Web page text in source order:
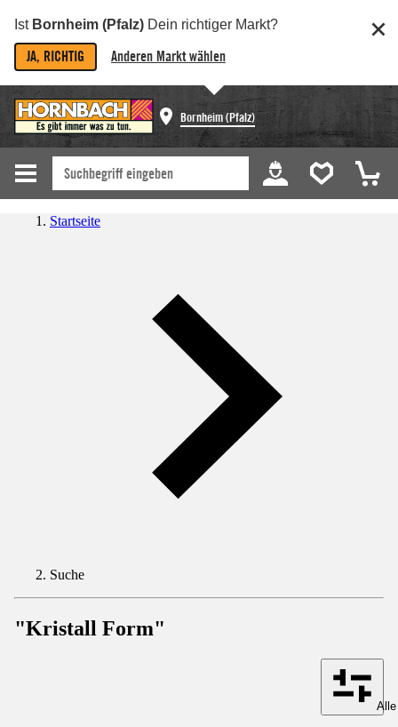
Ist Bornheim (Pfalz) Dein richtiger Markt?
JA, RICHTIG Anderen Markt wählen
Bornheim (Pfalz)
Startseite
Suche
"Kristall Form"